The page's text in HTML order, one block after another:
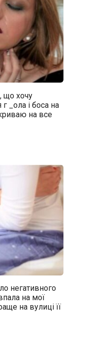
що хочу
_oла і боса на
на все
негативного
на мої
на вулиці її